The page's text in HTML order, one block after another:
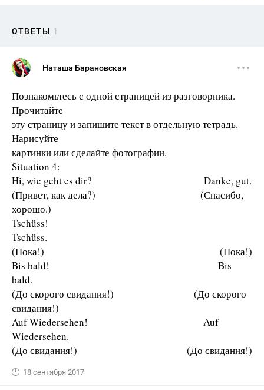
ОТВЕТЫ 1
Наташа Барановская
Познакомьтесь с одной страницей из разговорника.
Прочитайте
эту страницу и запишите текст в отдельную тетрадь.
Нарисуйте
картинки или сделайте фотографии.
Situation 4:
Hi, wie geht es dir? Danke, gut.
(Привет, как дела?) (Спасибо,
хорошо.)
Tschüss!
Tschüss.
(Пока!) (Пока!)
Bis bald! Bis
bald.
(До скорого свидания!) (До скорого
свидания!)
Auf Wiedersehen! Auf
Wiedersehen.
(До свидания!) (До свидания!)
18 сентября 2017